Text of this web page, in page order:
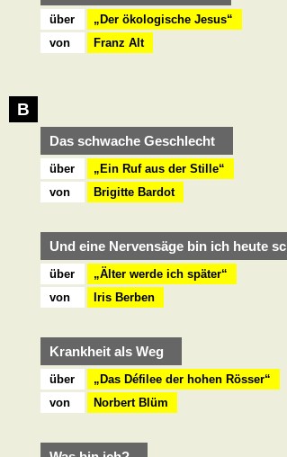
über
„Der ökologische Jesus“
von
Franz Alt
B
Das schwache Geschlecht
über
„Ein Ruf aus der Stille“
von
Brigitte Bardot
Und eine Nervensäge bin ich heute
über
„Älter werde ich später“
von
Iris Berben
Krankheit als Weg
über
„Das Défilee der hohen Rösser“
von
Norbert Blüm